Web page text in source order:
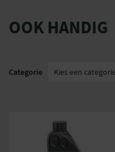
OOK HANDIG
Categorie